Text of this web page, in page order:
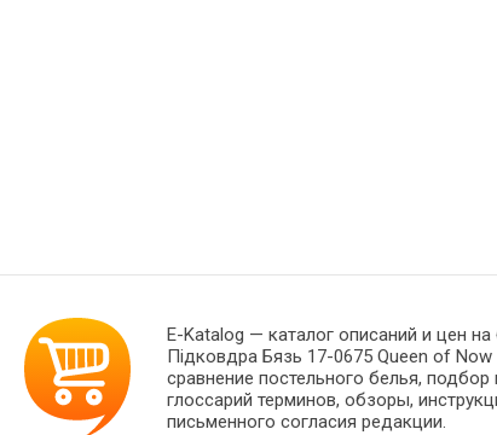
E-Katalog — каталог описаний и цен
Підковдра Бязь 17-0675 Queen of
сравнение постельного белья,
глоссарий терминов, обзоры,
письменного согласия редакции.